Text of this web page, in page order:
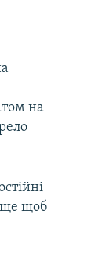
на
ще щоб